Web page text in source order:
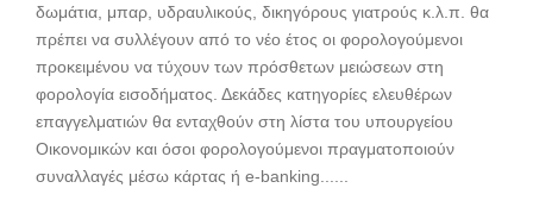
δωμάτια, μπαρ, υδραυλικούς, δικηγόρους γιατρούς κ.λ.π. θα
πρέπει να συλλέγουν από το νέο έτος οι φορολογούμενοι
προκειμένου να τύχουν των πρόσθετων μειώσεων στη
φορολογία εισοδήματος. Δεκάδες κατηγορίες ελευθέρων
επαγγελματιών θα ενταχθούν στη λίστα του υπουργείου
Οικονομικών και όσοι φορολογούμενοι πραγματοποιούν
συναλλαγές μέσω κάρτας ή e-banking......